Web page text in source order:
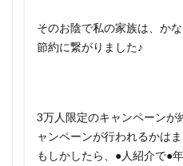
そのお陰で私の家族は、か
節約に繋がりました♪
3万人限定のキャンペーンが
ャンペーンが行われるかはま
もしかしたら、●人紹介で●